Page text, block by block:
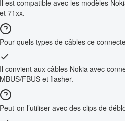
Il est compatible avec les modèles
et 71xx.
Pour quels types de câbles ce
Il convient aux câbles Nokia avec
MBUS/FBUS et flasher.
Peut-on l’utiliser avec des clips de